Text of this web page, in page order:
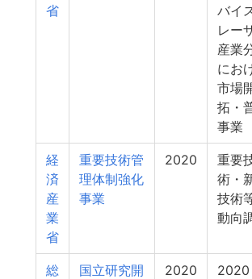
省
バイ
レー
産業
にお
市場
拓・
事業
経
済
産
業
省
重要技術管
理体制強化
事業
2020
重要
術・
技術
動向
総
国立研究開
2020
2020